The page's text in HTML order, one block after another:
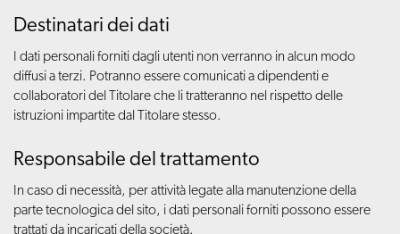
Destinatari dei dati
I dati personali forniti dagli utenti non verranno in alcun modo
diffusi a terzi. Potranno essere comunicati a dipendenti e
collaboratori del Titolare che li tratteranno nel rispetto delle
istruzioni impartite dal Titolare stesso.
Responsabile del trattamento
In caso di necessità, per attività legate alla manutenzione della
parte tecnologica del sito, i dati personali forniti possono essere
trattati da incaricati della società.